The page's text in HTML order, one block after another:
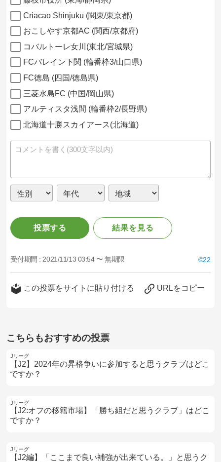
Criacao Shinjuku (関東/東京都)
おこしやす京都AC (関西/京都府)
コバルトーレ女川(東北/宮城県)
FCバレイン下関 (輪番枠3/山口県)
FC徳島 (四国/徳島県)
三菱水島FC (中国/岡山県)
アルティスタ浅間 (輪番枠2/長野県)
北海道十勝スカイアース(北海道)
投票する 結果を見る
受付期間 :2021/11/13 03:54 〜 無期限 22
この投票をサイトに貼り付ける URLをコピー
こちらもおすすめの投票
Jリーグ
【J2】2024年の昇格争いに参加すると思うクラブはどこ
ですか？
Jリーグ
【J2:オフの移籍市場】「勝ち組だと思うクラブ」はどこ
ですか？
Jリーグ
【J2編】「ここまで良い補強が出来ている。」と思うク